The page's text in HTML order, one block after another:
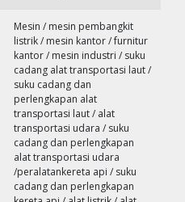
Mesin / mesin pembangkit
listrik / mesin kantor / furnitur
kantor / mesin industri / suku
cadang alat transportasi laut /
suku cadang dan
perlengkapan alat
transportasi laut / alat
transportasi udara / suku
cadang dan perlengkapan
alat transportasi udara
/peralatankereta api / suku
cadang dan perlengkapan